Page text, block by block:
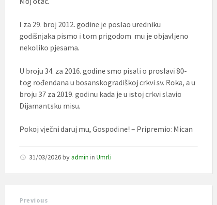
I za 29. broj 2012. godine je poslao uredniku
godišnjaka pismo i tom prigodom mu je objavljeno
nekoliko pjesama.
U broju 34. za 2016. godine smo pisali o proslavi 80-
tog rođendana u bosanskogradiškoj crkvi sv. Roka, a u
broju 37 za 2019. godinu kada je u istoj crkvi slavio
Dijamantsku misu.
Pokoj vječni daruj mu, Gospodine! – Pripremio: Mican
31/03/2026byadmin in Umrli
Previous